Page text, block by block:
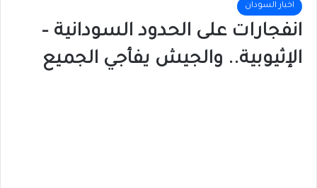
اخبار السودان
انفجارات على الحدود السودانية –
الإثيوبية.. والجيش يفأجي الجميع